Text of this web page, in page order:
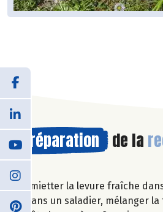
Préparation de la
Emietter la levure fraîche
Dans un saladier, mélanger